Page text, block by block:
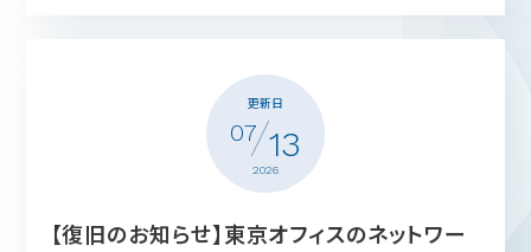
休暇期間中にいただきましたご注文につきましては、
2026年8月13日（木）より順次発送いたします。
なお上記期間中も、会社営業およびメール・
問合せ・受注対応は通常通り行っております。
更新日
07 13
2026
【復旧のお知らせ】東京オフィスのネットワー